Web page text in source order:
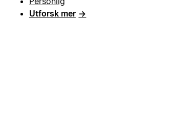
Utforsk mer →